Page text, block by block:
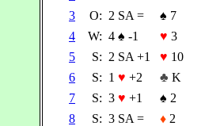
3
O: 2 SA = ♠ 7
4
W: 4 ♠ -1 ♥ 3
5
S: 2 SA +1 ♥ 10
6
S: 1 ♥ +2 ♣ K
7
S: 3 ♥ +1 ♠ 2
8
S: 3 SA = ♦ 2